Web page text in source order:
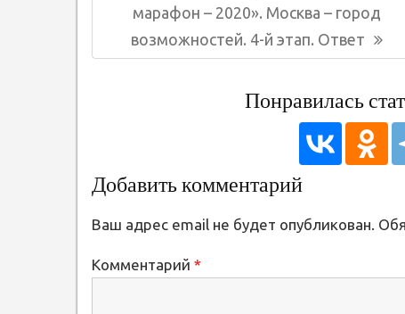
записям
запись:
марафон – 2020». Москва – город
возможностей. 4-й этап. Ответ
Понравилась
Добавить комментарий
Ваш адрес email не будет опубликован.
Комментарий *